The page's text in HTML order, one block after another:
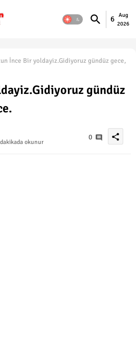
6
Aug
2026
İnce Bir yoldayiz.Gidiyoruz gündüz gece,
gündüz
okunur
0 share